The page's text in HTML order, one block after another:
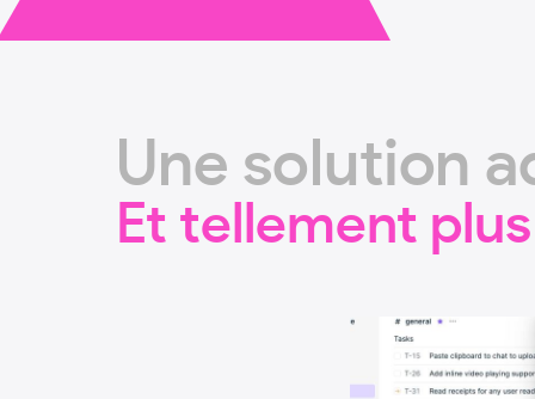
Une solution
Et tellement plus